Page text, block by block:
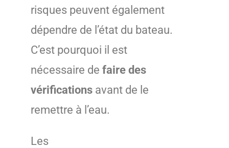
risques peuvent également
dépendre de l’état du bateau.
C’est pourquoi il est
nécessaire de faire des
vérifications avant de le
remettre à l’eau.
Les